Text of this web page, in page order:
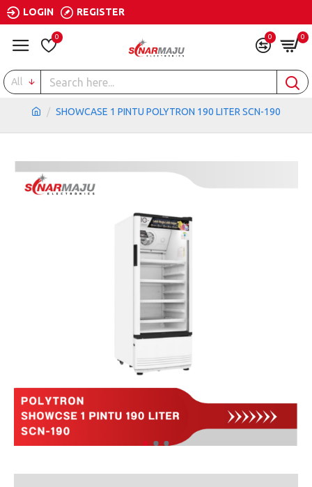
LOGIN REGISTER
0 0 0
All
SHOWCASE 1 PINTU POLYTRON 190 LITER SCN-190